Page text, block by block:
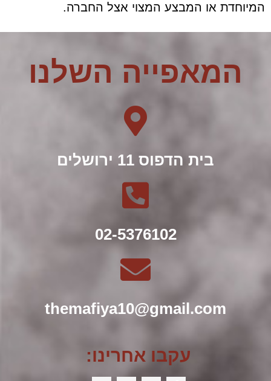
המיוחדת או המבצע המצוי אצל החברה.
המאפייה השלנו
בית הדפוס 11 ירושלים
02-5376102
themafiya10@gmail.com
עקבו אחרינו: